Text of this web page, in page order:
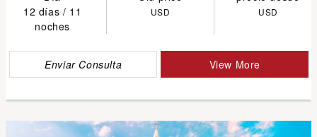
12 días / 11
noches
USD USD
Enviar Consulta View More